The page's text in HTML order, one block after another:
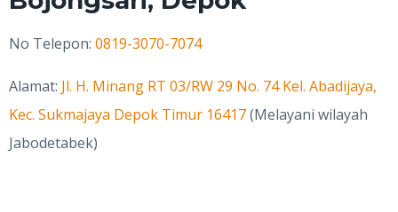
No Telepon: 0819-3070-7074
Alamat: Jl. H. Minang RT 03/RW 29 No. 74 Kel. Abadijaya,
Kec. Sukmajaya Depok Timur 16417(Melayani wilayah
Jabodetabek)